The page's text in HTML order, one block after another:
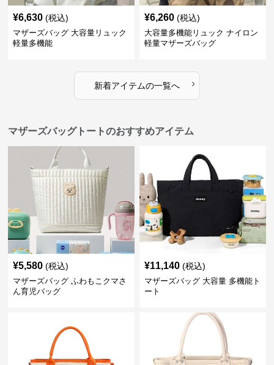
¥6,630 (税込)
マザーズバッグ 大容量リュック
軽量多機能
¥6,260 (税込)
大容量多機能リュック ナイロン
軽量マザーズバッグ
新着アイテムの一覧へ ›
マザーズバッグトートのおすすめアイテム
¥5,580 (税込)
マザーズバッグ ふわもこクマさ
ん育児バッグ
¥11,140 (税込)
マザーズバッグ 大容量 多機能ト
ート